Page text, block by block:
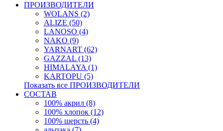
ПРОИЗВОДИТЕЛИ
WOLANS (2)
ALIZE (50)
LANOSO (4)
NAKO (9)
YARNART (62)
GAZZAL (13)
HIMALAYA (1)
KARTOPU (5)
Показать все ПРОИЗВОДИТЕЛИ
СОСТАВ
100% акрил (8)
100% хлопок (12)
100% шерсть (4)